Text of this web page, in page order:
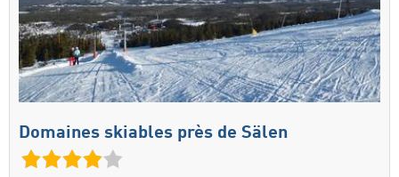
Domaines skiables près de Sälen